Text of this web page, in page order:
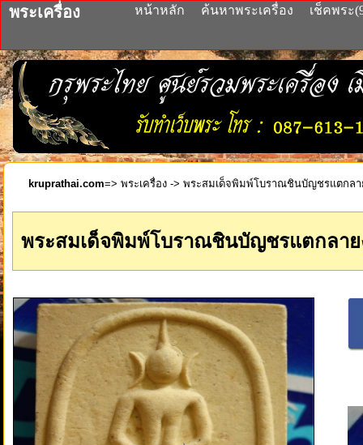
พระเครื่อง หน้าหลัก ค้นหาพระเครื่อง เช็คพระ
kruprathai.com=> พระเครื่อง -> พระสมเด็จพิมพ์โบราณชินบัญชรแตกลา
พระสมเด็จพิมพ์โบราณชินบัญชรแตกลาย